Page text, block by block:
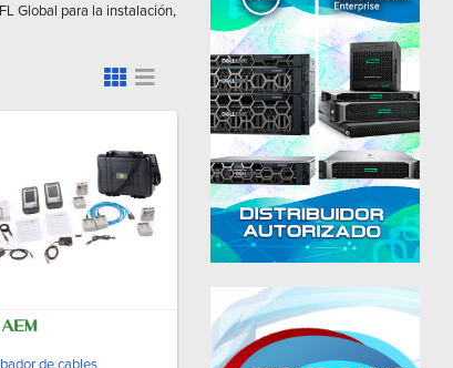
Global para la instalación,